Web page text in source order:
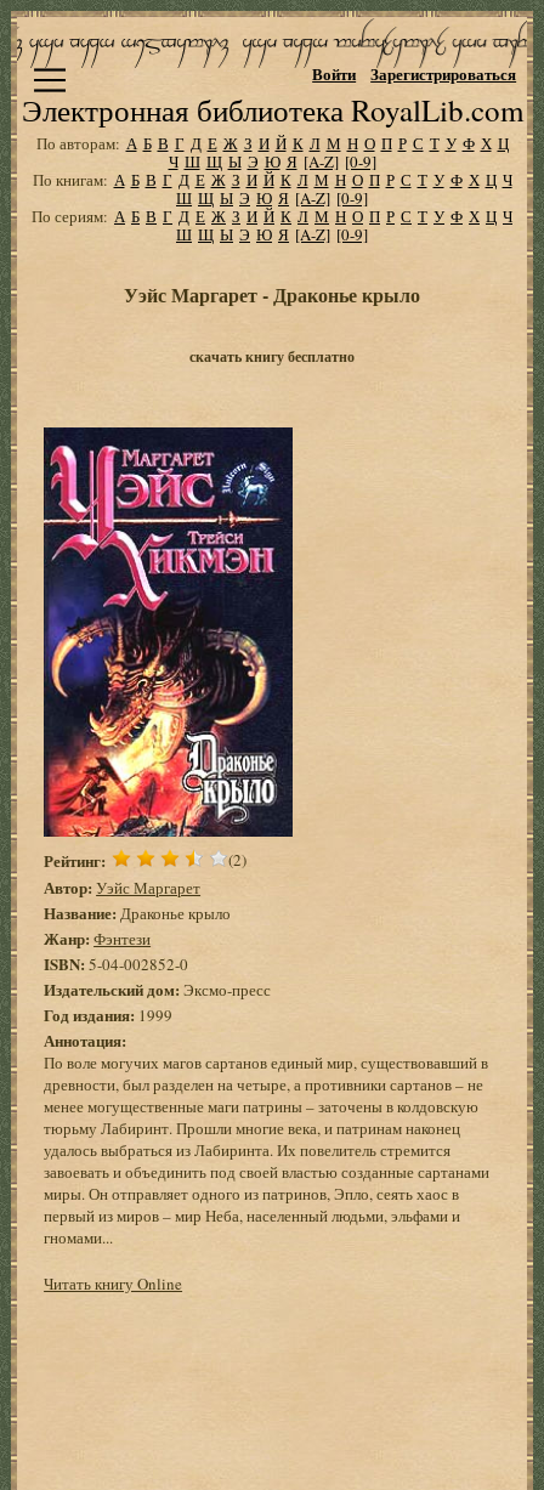
Электронная библиотека RoyalLib.com
Войти Зарегистрироваться
По авторам: А Б В Г Д Е Ж З И Й К Л М Н О П Р С Т У Ф Х Ц
Ч Ш Щ Ы Э Ю Я [A-Z] [0-9]
По книгам: А Б В Г Д Е Ж З И Й К Л М Н О П Р С Т У Ф Х Ц Ч
Ш Щ Ы Э Ю Я [A-Z] [0-9]
По сериям: А Б В Г Д Е Ж З И Й К Л М Н О П Р С Т У Ф Х Ц Ч
Ш Щ Ы Э Ю Я [A-Z] [0-9]
Уэйс Маргарет - Драконье крыло
скачать книгу бесплатно
Рейтинг: (2)
Автор: Уэйс Маргарет
Название: Драконье крыло
Жанр: Фэнтези
ISBN: 5-04-002852-0
Издательский дом: Эксмо-пресс
Год издания: 1999
Аннотация:
По воле могучих магов сартанов единый мир, существовавший в
древности, был разделен на четыре, а противники сартанов – не
менее могущественные маги патрины – заточены в колдовскую
тюрьму Лабиринт. Прошли многие века, и патринам наконец
удалось выбраться из Лабиринта. Их повелитель стремится
завоевать и объединить под своей властью созданные сартанами
миры. Он отправляет одного из патринов, Эпло, сеять хаос в
первый из миров – мир Неба, населенный людьми, эльфами и
гномами...
Читать книгу Online